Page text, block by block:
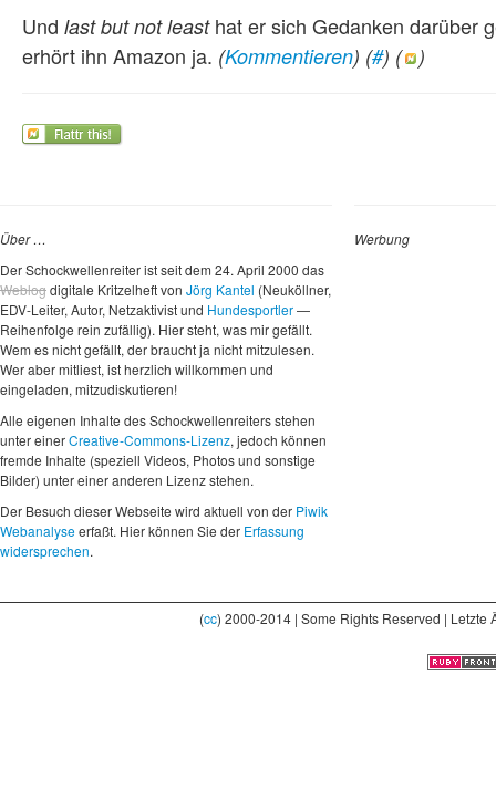
Und last but not leasthat er sich Gedanken darüber
erhört ihn Amazon ja. (Kommentieren) (#) ( )
Über …
Der Schockwellenreiter ist seit dem 24. April 2000 das
Weblogdigitale Kritzelheft von Jörg Kantel (Neuköllner,
EDV-Leiter, Autor, Netzaktivist und Hundesportler—
Reihenfolge rein zufällig). Hier steht, was mir gefällt.
Wem es nicht gefällt, der braucht ja nicht mitzulesen.
Wer aber mitliest, ist herzlich willkommen und
eingeladen, mitzudiskutieren!
Alle eigenen Inhalte des Schockwellenreiters stehen
unter einerCreative-Commons-Lizenz, jedoch können
fremde Inhalte (speziell Videos, Photos und sonstige
Bilder) unter einer anderen Lizenz stehen.
Der Besuch dieser Webseite wird aktuell von der Piwik
Webanalyseerfaßt. Hier können Sie der Erfassung
widersprechen.
Werbung
(cc) 2000-2014 | Some Rights Reserved |